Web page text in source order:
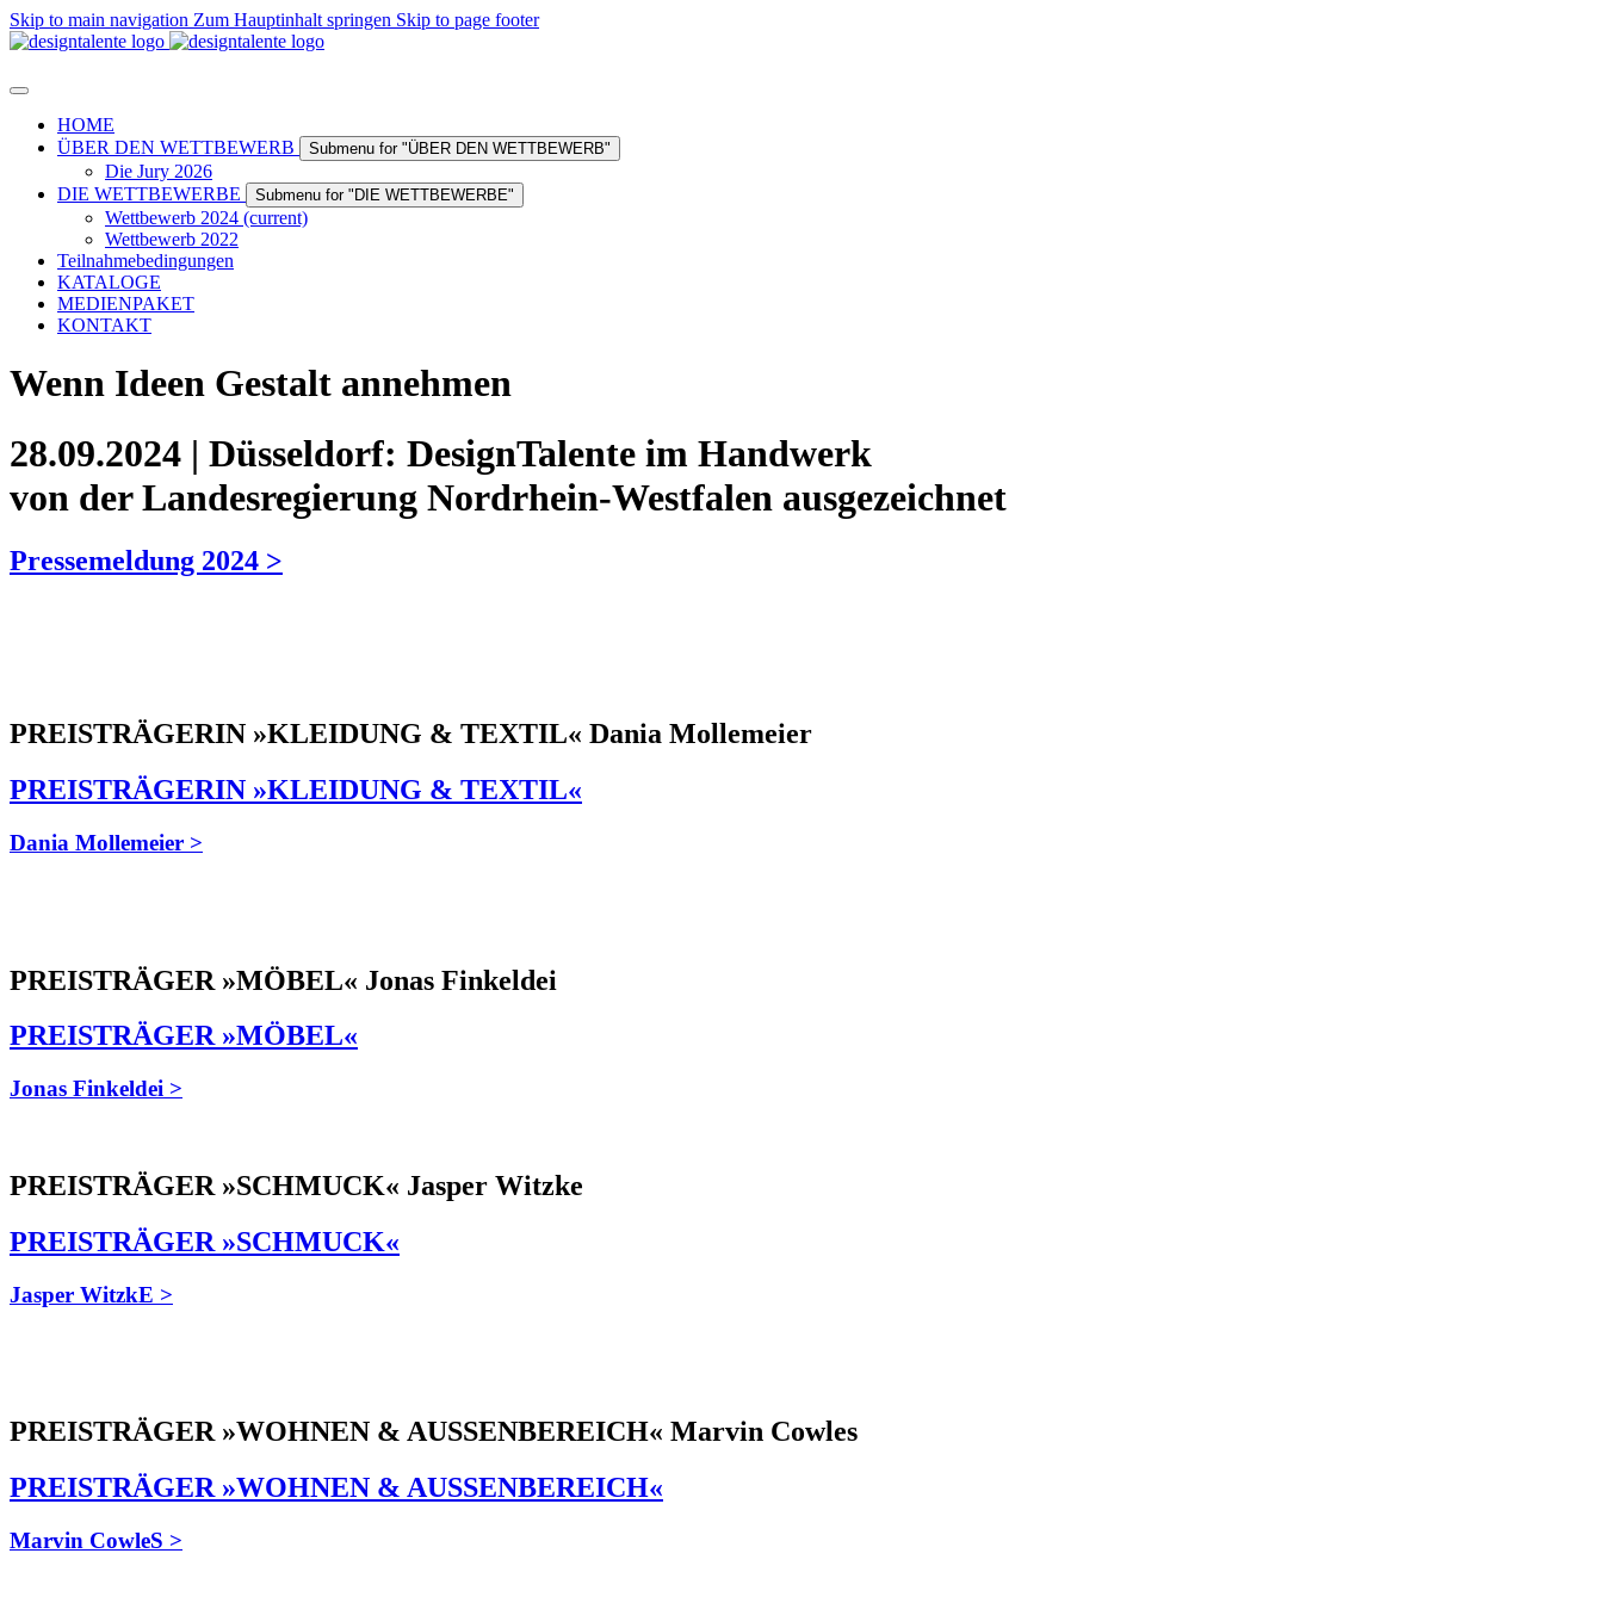
Skip to main navigation Zum Hauptinhalt springen Skip to page footer
HOME
ÜBER DEN WETTBEWERB
Submenu for "ÜBER DEN WETTBEWERB"
Die Jury 2026
DIE WETTBEWERBE
Submenu for "DIE WETTBEWERBE"
Wettbewerb 2024 (current)
Wettbewerb 2022
Teilnahmebedingungen
KATALOGE
MEDIENPAKET
KONTAKT
Wenn Ideen Gestalt annehmen
28.09.2024 | Düsseldorf: DesignTalente im Handwerk
von der Landesregierung Nordrhein-Westfalen ausgezeichnet
Pressemeldung 2024 >
PREISTRÄGERIN »KLEIDUNG & TEXTIL« Dania Mollemeier
PREISTRÄGERIN »KLEIDUNG & TEXTIL«
Dania Mollemeier >
PREISTRÄGER »MÖBEL« Jonas Finkeldei
PREISTRÄGER »MÖBEL«
Jonas Finkeldei >
PREISTRÄGER »SCHMUCK« Jasper Witzke
PREISTRÄGER »SCHMUCK«
Jasper WitzkE >
PREISTRÄGER »WOHNEN & AUSSENBEREICH« Marvin Cowles
PREISTRÄGER »WOHNEN & AUSSENBEREICH«
Marvin CowleS >